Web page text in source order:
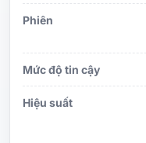
Phiên
Mức độ tin cậy
Hiệu suất